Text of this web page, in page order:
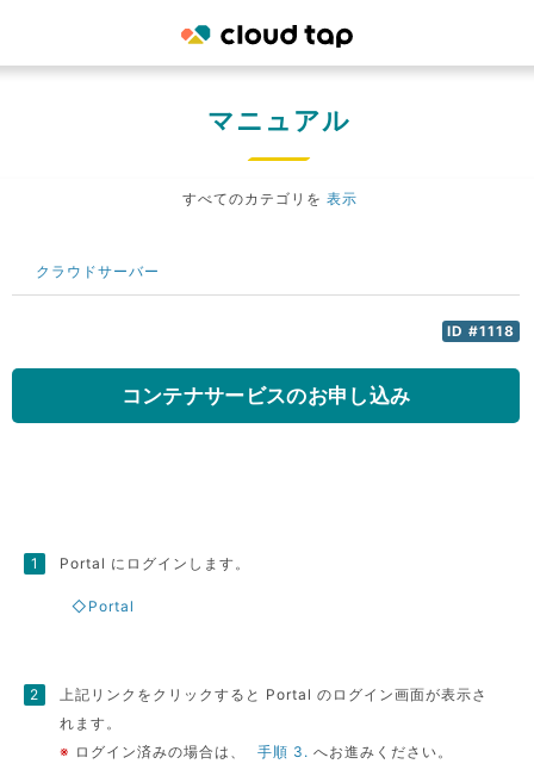
マニュアル
すべてのカテゴリを 表示
クラウドサーバー
ID #1118
コンテナサービスのお申し込み
Portal にログインします。
◇Portal
上記リンクをクリックすると Portal のログイン画面が表示さ
れます。
※ ログイン済みの場合は、 手順 3. へお進みください。